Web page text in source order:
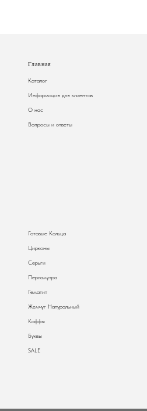
Главная
Каталог
Информация для клиентов
О нас
Вопросы и ответы
Готовые Кольца
Цирконы
Серьги
Перламутра
Гематит
Жемчуг Натуральный
Каффы
Буквы
SALE